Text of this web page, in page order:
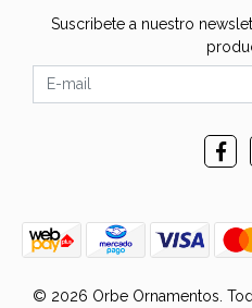
Suscribete a nuestro
© 2026 Orbe Ornamentos.